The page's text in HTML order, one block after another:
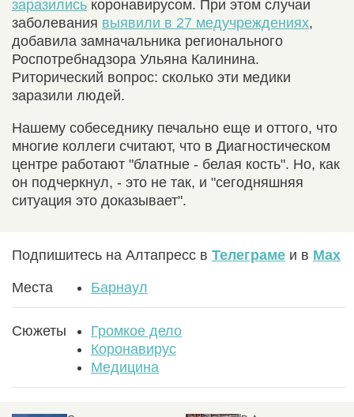
заразились коронавирусом. При этом случаи
заболевания выявили в 27 медучреждениях,
добавила замначальника регионального
Роспотребнадзора Ульяна Калинина.
Риторический вопрос: сколько эти медики
заразили людей.
Нашему собеседнику печально еще и оттого, что
многие коллеги считают, что в Диагностическом
центре работают "блатные - белая кость". Но, как
он подчеркнул, - это не так, и "сегодняшняя
ситуация это доказывает".
Подпишитесь на Алтапресс в Телеграме и в Max
Места Барнаул
Сюжеты
Громкое дело
Коронавирус
Медицина